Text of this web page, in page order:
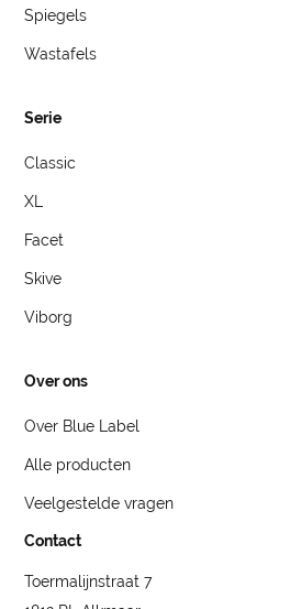
Spiegels
Wastafels
Serie
Classic
XL
Facet
Skive
Viborg
Over ons
Over Blue Label
Alle producten
Veelgestelde vragen
Contact
Toermalijnstraat 7